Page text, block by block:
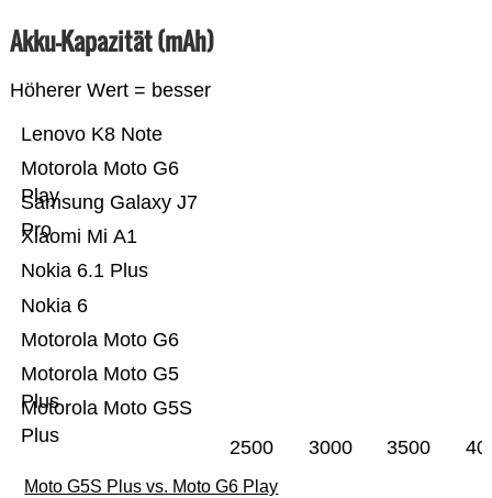
Akku-Kapazität (mAh)
Höherer Wert = besser
Motorola Moto G5S
Plus
Motorola Moto G5
Plus
Motorola Moto G6
Nokia 6
Nokia 6.1 Plus
Xiaomi Mi A1
Samsung Galaxy J7
Pro
Motorola Moto G6
Play
Lenovo K8 Note
2500 3000 3500
Moto G5S Plus vs. Moto G6 Play